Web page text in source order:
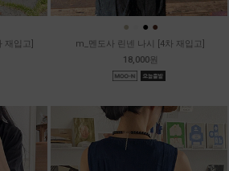
재입고]
● ● ●
m_멘도사 린넨 나시 [4차 재입고]
18,000원